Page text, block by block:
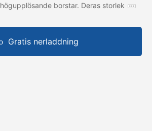
borstar. Deras storlek
Gratis nerladdning